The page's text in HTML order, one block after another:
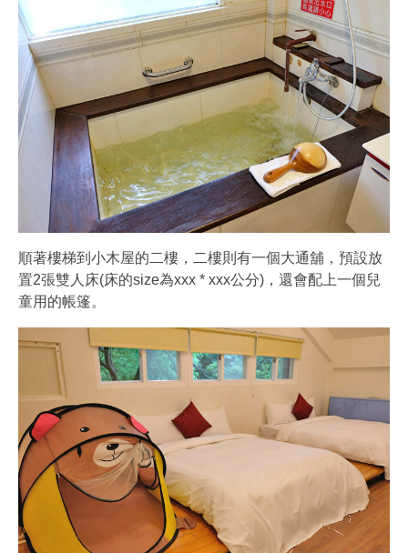
順著樓梯到小木屋的二樓，二樓則有一個大通舖，預設放
置2張雙人床(床的size為xxx * xxx公分)，還會配上一個兒
童用的帳篷。